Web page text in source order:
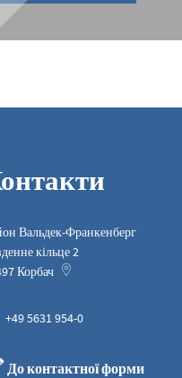
Вальдек-Франкенберг
кільце 2
Корбач
+49 5631 954-0
До контактної форми